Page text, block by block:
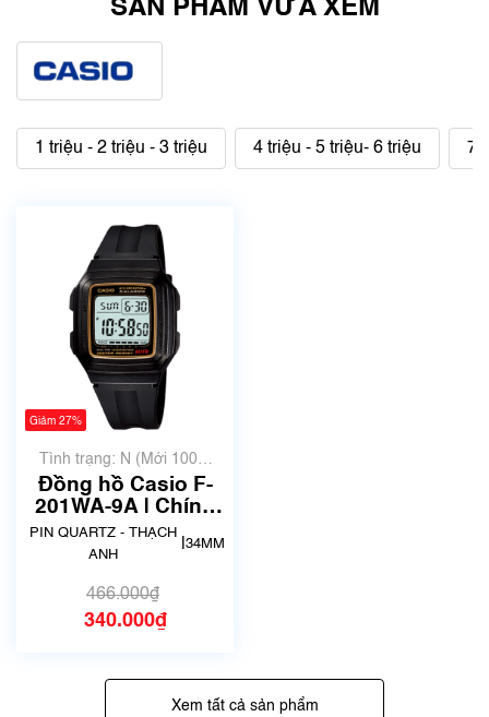
SẢN PHẨM VỪA XEM
1 triệu - 2 triệu - 3 triệu 4 triệu - 5 triệu- 6 triệu 7
Giảm 27%
Tình trạng: N (Mới 100%
chưa qua sử dụng)
Đồng hồ Casio F-
201WA-9A | Chính
hãng
PIN QUARTZ - THẠCH
ANH
34MM
466.000₫
340.000₫
Xem tất cả sản phẩm